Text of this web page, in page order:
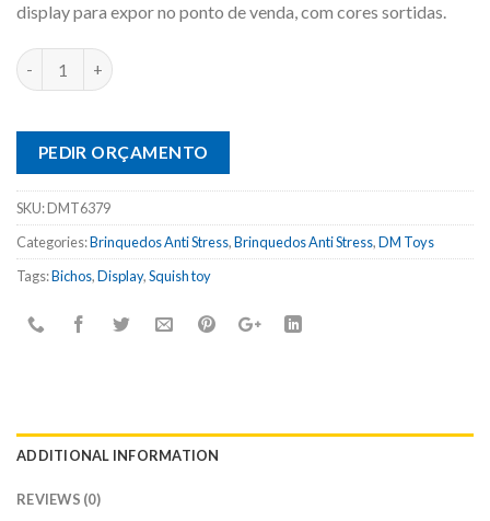
display para expor no ponto de venda, com cores sortidas.
PEDIR ORÇAMENTO
SKU:DMT6379
Categories:Brinquedos Anti Stress,Brinquedos Anti Stress,DM Toys
Tags:Bichos,Display,Squish toy
ADDITIONAL INFORMATION
REVIEWS (0)